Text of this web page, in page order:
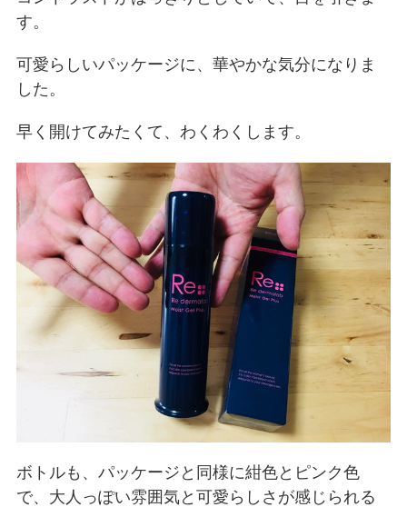
す。
可愛らしいパッケージに、華やかな気分になりま
した。
早く開けてみたくて、わくわくします。
ボトルも、パッケージと同様に紺色とピンク色
で、大人っぽい雰囲気と可愛らしさが感じられる